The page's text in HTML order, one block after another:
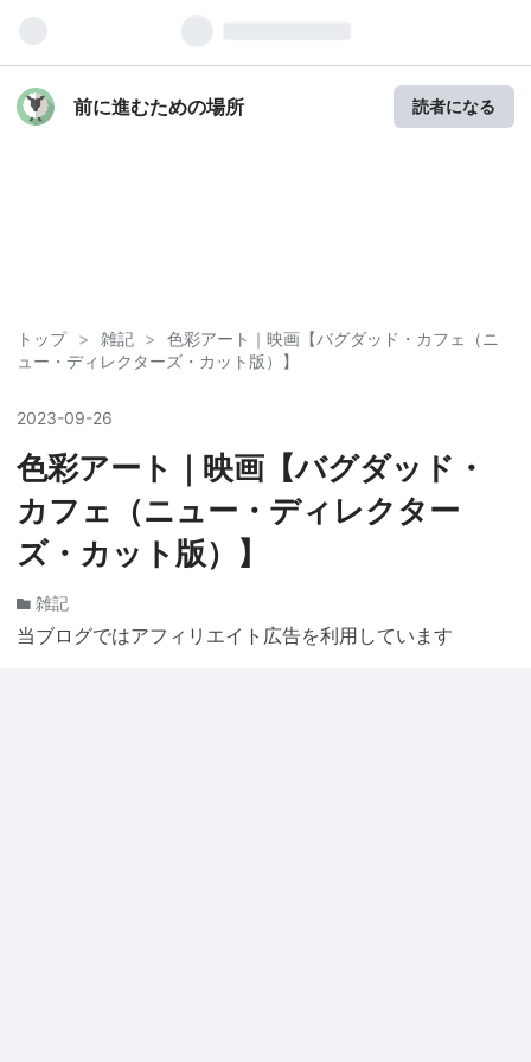
前に進むための場所 読者になる
トップ > 雑記 >
色彩アート｜映画【バグダッド・カフェ（ニ
ュー・ディレクターズ・カット版）】
2023-09-26
色彩アート｜映画【バグダッド・
カフェ（ニュー・ディレクター
ズ・カット版）】
雑記
当ブログではアフィリエイト広告を利用しています